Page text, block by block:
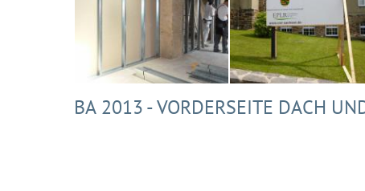
BA 2013 - VORDERSEITE DACH